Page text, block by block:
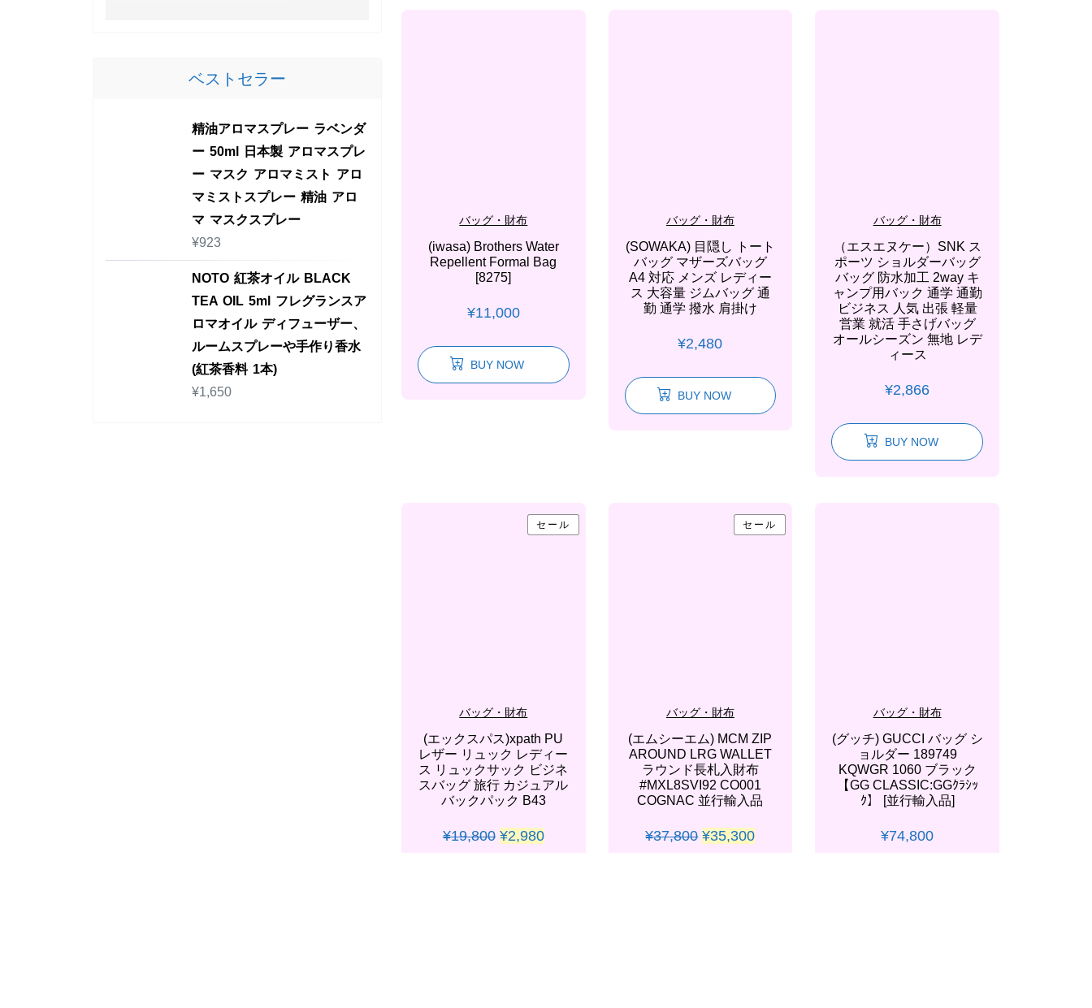
バッグ・財布
(iwasa) Brothers Water
Repellent Formal Bag
[8275]
¥11,000
BUY NOW
バッグ・財布
(SOWAKA) 目隠し トート
バッグ マザーズバッグ
A4 対応 メンズ レディー
ス 大容量 ジムバッグ 通
勤 通学 撥水 肩掛け
¥2,480
BUY NOW
バッグ・財布
（エスエヌケー）SNK ス
ポーツ ショルダーバッグ
バッグ 防水加工 2way キ
ャンプ用バック 通学 通勤
ビジネス 人気 出張 軽量
営業 就活 手さげバッグ
オールシーズン 無地 レデ
ィース
¥2,866
BUY NOW
セール
セール
バッグ・財布
(エックスパス)xpath PU
レザー リュック レディー
ス リュックサック ビジネ
スバッグ 旅行 カジュアル
バックパック B43
¥19,800 元
¥2,980現
セール
セール
バッグ・財布
(エムシーエム) MCM ZIP
AROUND LRG WALLET
ラウンド長札入財布
#MXL8SVI92 CO001
COGNAC 並行輸入品
¥37,800 元
¥35,300現
バッグ・財布
(グッチ) GUCCI バッグ シ
ョルダー 189749
KQWGR 1060 ブラック
【GG CLASSIC:GGｸﾗｼｯ
ｸ】 [並行輸入品]
¥74,800
ベストセラー
精油アロマスプレー ラベンダ
ー 50ml 日本製 アロマスプレ
ー マスク アロマミスト アロ
マミストスプレー 精油 アロ
マ マスクスプレー
¥923
NOTO 紅茶オイル BLACK
TEA OIL 5ml フレグランスア
ロマオイル ディフューザー、
ルームスプレーや手作り香水
(紅茶香料 1本)
¥1,650